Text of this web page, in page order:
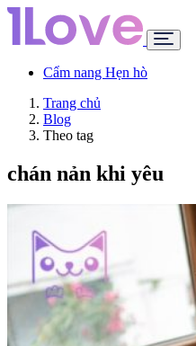
Cẩm nang Hẹn hò
Trang chủ
Blog
Theo tag
chán nản khi yêu